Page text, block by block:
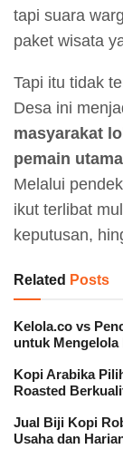
tapi suara
paket wisata
Tapi itu tidak
Desa ini
masyarakat
pemain
Melalui
ikut terlibat
keputusan,
Related Posts
Kelola.co vs
untuk
Kopi Arabika
Roasted
Jual Biji Kopi
Usaha dan